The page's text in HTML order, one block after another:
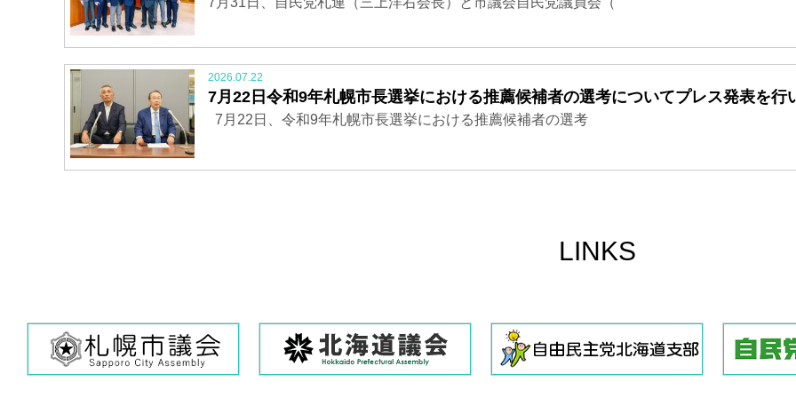
2026.07.22
7月22日令和9年札幌市長選挙における推薦候補者の選考についてプレス発表を行
7月22日、令和9年札幌市長選挙における推薦候補者の選考
LINKS